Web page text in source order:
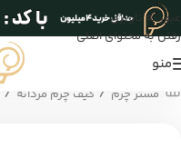
عبور به ناوبری
رفتن به محتوای اصلی
منو
مستر چرم / کیف چرم مردانه /